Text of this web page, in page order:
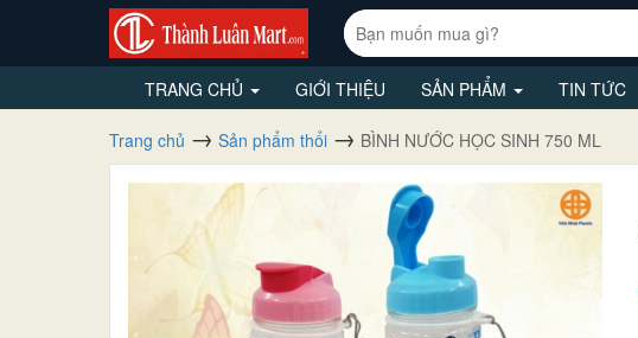
TRANG CHỦ GIỚI THIỆU SẢN PHẨM TIN TỨC
Trang chủ Sản phẩm thổi BÌNH NƯỚC HỌC SINH 750 ML